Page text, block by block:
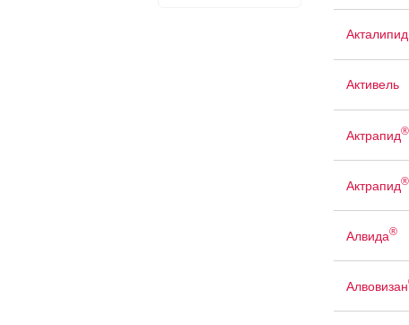
Акталипид
Активель
Актрапид®
Актрапид®
Алвида®
Алвовизан